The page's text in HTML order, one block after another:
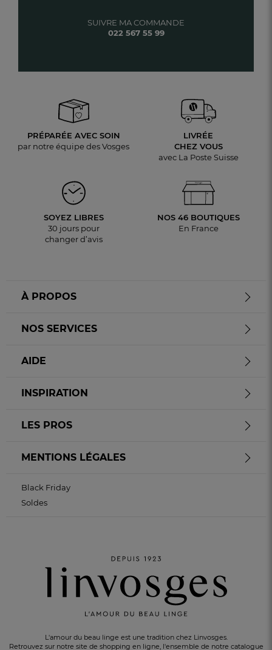
SUIVRE MA COMMANDE
022 567 55 99
PRÉPARÉE AVEC SOIN
par notre équipe des Vosges
LIVRÉE
CHEZ VOUS
avec La Poste Suisse
SOYEZ LIBRES
30 jours pour
changer d’avis
NOS 46 BOUTIQUES
En France
L'amour du beau linge est une tradition chez Linvosges.
Retrouvez sur notre site de shopping en ligne, l'ensemble de notre catalogue
À PROPOS
NOS SERVICES
AIDE
INSPIRATION
LES PROS
MENTIONS LÉGALES
Black Friday
Soldes